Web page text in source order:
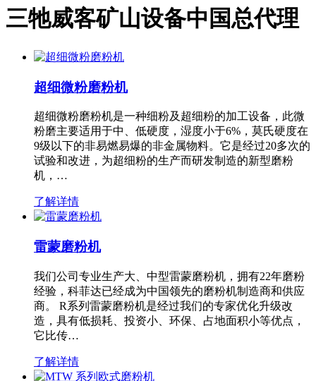
三牠威客矿山设备中国总代理
超细微粉磨粉机
超细微粉磨粉机是一种细粉及超细粉的加工设备，此微
粉磨主要适用于中、低硬度，湿度小于6%，莫氏硬度在
9级以下的非易燃易爆的非金属物料。它是经过20多次的
试验和改进，为超细粉的生产而研发制造的新型磨粉
机，…
了解详情
雷蒙磨粉机
我们公司专业生产大、中型雷蒙磨粉机，拥有22年磨粉
经验，科菲达已经成为中国领先的磨粉机制造商和供应
商。 R系列雷蒙磨粉机是经过我们的专家优化升级改
造，具有低损耗、投资小、环保、占地面积小等优点，
它比传…
了解详情